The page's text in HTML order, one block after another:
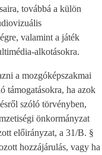
továbbá a külön
valamint a játék
alkotásokra.
a mozgóképszakmai
támogatásokra, ha azok
szóló törvényben,
önkormányzat
előirányzat, a 31/B. §
hozzájárulás, vagy ha